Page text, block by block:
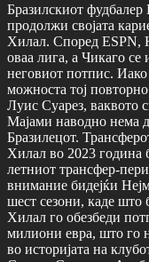
Бразилскиот фудбалер
продолжи својата
Хилал. Според ESPN,
оваа лига, а Чикаго се
неговиот потпис.
можноста тој
Луис Суарез, ваквото
Мајами наводно нема
Бразилецот.
Хилал во 2023 година
летниот трансфер-
внимание бидејќи
шест сезони, каде што
Хилал го обезбеди
милиони евра, што го
во историјата на